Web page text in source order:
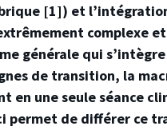
[1]) et
complexe
générale qui
de transition, la
en une seule séance
permet de différer ce